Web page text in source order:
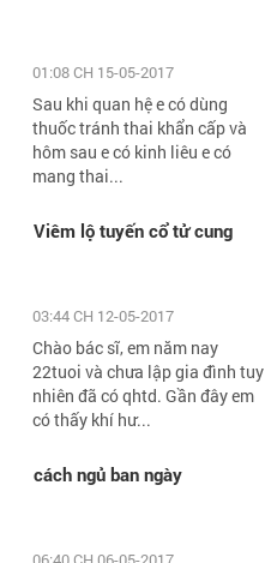
01:08 CH 15-05-2017
Sau khi quan hệ e có dùng
thuốc tránh thai khẩn cấp và
hôm sau e có kinh liêu e có
mang thai...
Viêm lộ tuyến cổ tử cung
03:44 CH 12-05-2017
Chào bác sĩ, em năm nay
22tuoi và chưa lập gia đình tuy
nhiên đã có qhtd. Gần đây em
có thấy khí hư...
cách ngủ ban ngày